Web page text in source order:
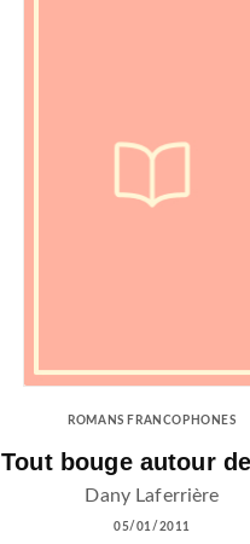
ROMANS FRANCOPHONES
Tout bouge autour
Dany Laferrière
05/01/2011